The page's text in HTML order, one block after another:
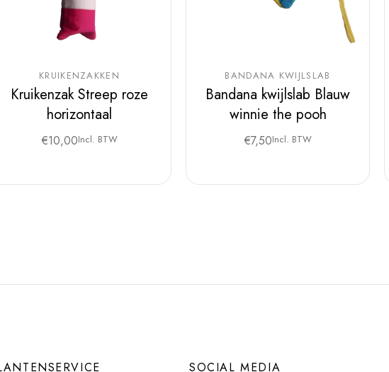
KRUIKENZAKKEN
Kruikenzak Streep roze
horizontaal
€10,00Incl. BTW
BANDANA KWIJLSLAB
Bandana kwijlslab Blauw
winnie the pooh
€7,50Incl. BTW
SOCIAL MEDIA